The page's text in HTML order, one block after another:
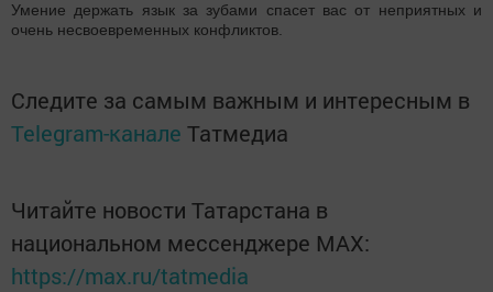
Умение держать язык за зубами спасет вас от неприятных и
очень несвоевременных конфликтов.
Следите за самым важным и интересным в
Telegram-канале Татмедиа
Читайте новости Татарстана в
национальном мессенджере MАХ:
https://max.ru/tatmedia